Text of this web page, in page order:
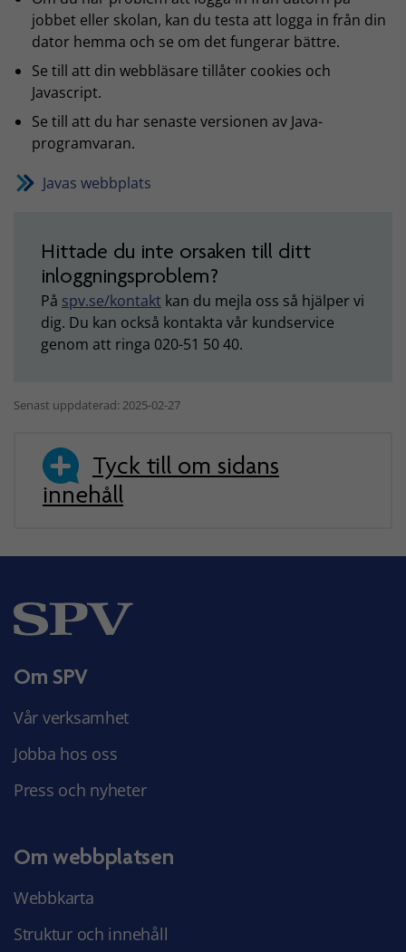
jobbet eller skolan, kan du testa att logga in från din
dator hemma och se om det fungerar bättre.
Se till att din webbläsare tillåter cookies och
Javascript.
Se till att du har senaste versionen av Java-
programvaran.
Javas webbplats
Hittade du inte orsaken till ditt
inloggningsproblem?
På spv.se/kontakt kan du mejla oss så hjälper vi
dig. Du kan också kontakta vår kundservice
genom att ringa 020-51 50 40.
Senast uppdaterad: 2025-02-27
Tyck till om sidans
innehåll
Om SPV
Vår verksamhet
Jobba hos oss
Press och nyheter
Om webbplatsen
Webbkarta
Struktur och innehåll